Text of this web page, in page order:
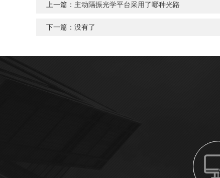
上一篇： 主动隔振光学平台采用了哪种光路
下一篇：没有了